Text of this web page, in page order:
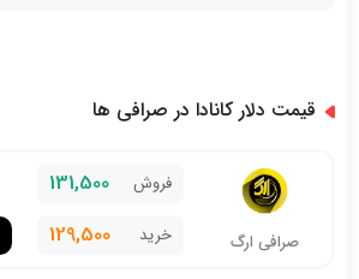
قیمت دلار کانادا در صرافی ها
صرافی ارگ
فروش 131,500
خرید 129,500